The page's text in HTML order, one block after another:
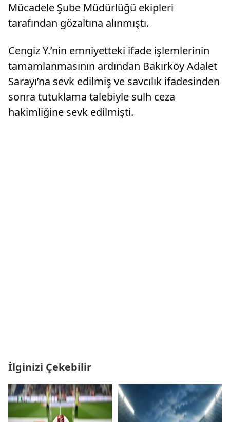
Mücadele Şube Müdürlüğü ekipleri
tarafından gözaltına alınmıştı.
Cengiz Y.’nin emniyetteki ifade işlemlerinin
tamamlanmasının ardından Bakırköy Adalet
Sarayı’na sevk edilmiş ve savcılık ifadesinden
sonra tutuklama talebiyle sulh ceza
hakimliğine sevk edilmişti.
İlginizi Çekebilir